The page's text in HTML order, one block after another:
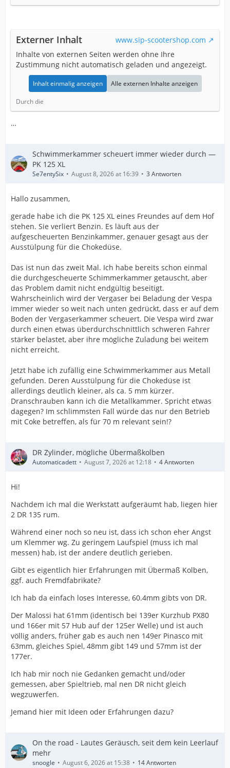
Externer Inhalt
www.sip-scootershop.com
Inhalte von externen Seiten werden ohne Ihre
Zustimmung nicht automatisch geladen und angezeigt.
Inhalt einmalig anzeigen Alle externen Inhalte anzeigen
Durch die
…
Schwimmerkammer scheuert immer wieder durch —
PK 125 XL
Se7entySix August 8, 2026 at 16:39 3 Antworten
Hallo zusammen,
gerade habe ich die PK 125 XL eines Freundes auf dem Hof
stehen. Sie verliert Benzin. Es läuft aus der
aufgescheuerten Benzinkammer, genauer gesagt aus der
Ausstülpung für die Chokedüse.
Das ist nun das zweit Mal. Ich habe bereits schon einmal
die durchgescheuerte Schimmerkammer getauscht, aber
das Problem damit nicht endgültig beseitigt.
Wahrscheinlich wird der Vergaser bei Beladung der Vespa
immer wieder so weit nach unten gedrückt, dass er auf dem
Boden der Vergaserkammer scheuert. Die Vespa wird zwar
durch einen etwas überdurchschnittlich schweren Fahrer
stärker belastet, aber ihre mögliche Zuladung bei weitem
nicht erreicht.
Jetzt habe ich zufällig eine Schwimmerkammer aus Metall
gefunden. Deren Ausstülpung für die Chokedüse ist
allerdings deutlich kleiner, als ca. 5 mm kürzer.
Dranschrauben kann ich die Metallkammer. Spricht etwas
dagegen? Im schlimmsten Fall würde das nur den Betrieb
mit Coke betreffen, als für 70 m relevant sein!?
DR Zylinder, mögliche Übermaßkolben
Automaticadett August 7, 2026 at 12:18 4 Antworten
Hi!
Nachdem ich mal die Werkstatt aufgeräumt hab, liegen hier
2 DR 135 rum.
Während einer noch so neu ist, dass ich schon eher Angst
um Klemmer wg. Zu geringem Laufspiel (muss ich mal
messen) hab, ist der andere deutlich gerieben.
Gibt es eigentlich hier Erfahrungen mit Übermaß Kolben,
ggf. auch Fremdfabrikate?
Ich hab da einfach loses Interesse, 60.4mm gibts von DR.
Der Malossi hat 61mm (identisch bei 139er Kurzhub PX80
und 166er mit 57 Hub auf der 125er Welle) und ist auch
völlig anders, früher gab es auch nen 149er Pinasco mit
63mm, gleiches Spiel, 48mm gibt 149 und 57mm ist der
177er.
Ich hab mir noch nie Gedanken gemacht und/oder
gemessen, aber Spieltrieb, mal nen DR nicht gleich
wegzuwerfen.
Jemand hier mit Ideen oder Erfahrungen dazu?
On the road - Lautes Geräusch, seit dem kein Leerlauf
mehr
snoogle August 6, 2026 at 15:38 14 Antworten